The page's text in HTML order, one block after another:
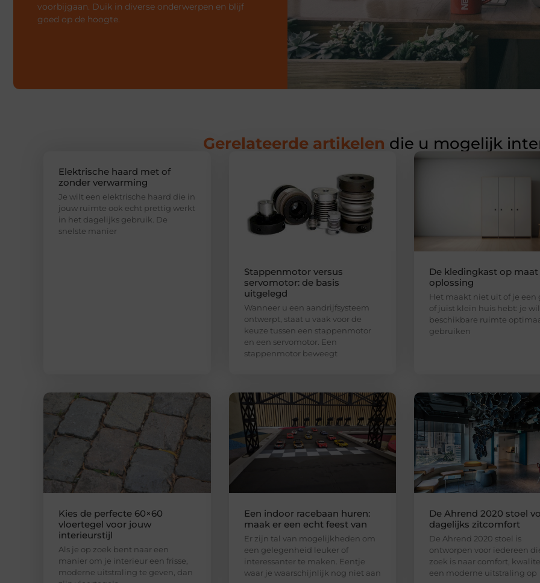
voorbijgaan. Duik in diverse onderwerpen en blijf
goed op de hoogte.
Gerelateerde artikelen die u mogelijk
Elektrische haard met of
zonder verwarming
Je wilt een elektrische haard die in
jouw ruimte ook echt prettig werkt
in het dagelijks gebruik. De
snelste manier
Stappenmotor versus
servomotor: de basis
uitgelegd
Wanneer u een aandrijfsysteem
ontwerpt, staat u vaak voor de
keuze tussen een stappenmotor
en een servomotor. Een
stappenmotor beweegt
De kledingkast op maat
oplossing
Het maakt niet uit of je een
of juist klein huis hebt: je
beschikbare ruimte
gebruiken
Kies de perfecte 60×60
vloertegel voor jouw
interieurstijl
Als je op zoek bent naar een
manier om je interieur een frisse,
moderne uitstraling te geven, dan
Een indoor racebaan huren:
maak er een echt feest van
Er zijn tal van mogelijkheden om
een gelegenheid leuker of
interessanter te maken. Eentje
waar je waarschijnlijk nog niet aan
De Ahrend 2020 stoel
dagelijks zitcomfort
De Ahrend 2020 stoel is
ontworpen voor iedereen
zoek is naar comfort,
een moderne uitstraling op